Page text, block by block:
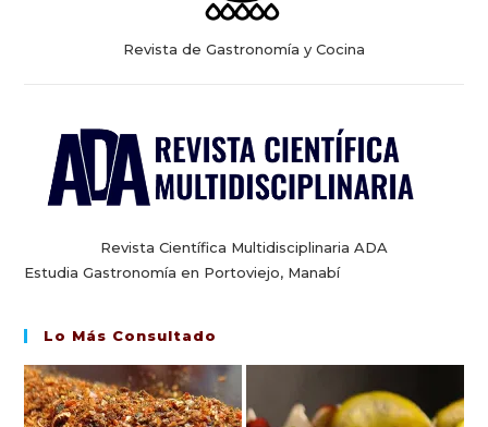
Revista de Gastronomía y Cocina
Revista Científica Multidisciplinaria ADA
Estudia Gastronomía en Portoviejo, Manabí
Lo Más Consultado